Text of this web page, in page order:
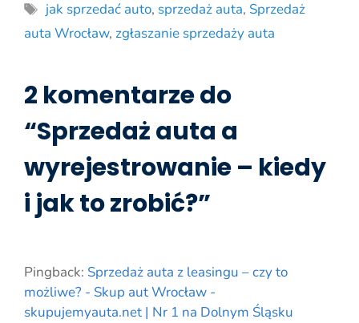
Tagi
jak sprzedać auto, sprzedaż auta, Sprzedaż
auta Wrocław, zgłaszanie sprzedaży auta
2 komentarze do
“Sprzedaż auta a
wyrejestrowanie – kiedy
i jak to zrobić?”
Pingback: Sprzedaż auta z leasingu – czy to
możliwe? - Skup aut Wrocław -
skupujemyauta.net | Nr 1 na Dolnym Śląsku